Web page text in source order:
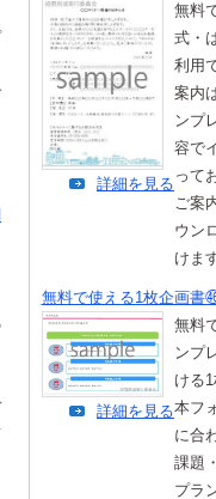
無料
式・
利用
案内
ンプ
容で
って
ご案
ウン
けま
詳細を見る
無料で使える1枚企画書
無料
ンプ
ける
本フ
に合
課題
プラ
詳細を見る